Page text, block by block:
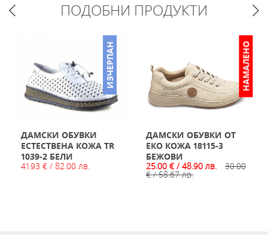
ПОДОБНИ ПРОДУКТИ
ИЗЧЕРПАН
ДАМСКИ ОБУВКИ
ЕСТЕСТВЕНА КОЖА TR
1039-2 БЕЛИ
41.93 € / 82.00 лв.
НАМАЛЕНО
ДАМСКИ ОБУВКИ ОТ
ЕКО КОЖА 18115-3
БЕЖОВИ
25.00 € / 48.90 лв.
30.00
€ / 58.67 лв.